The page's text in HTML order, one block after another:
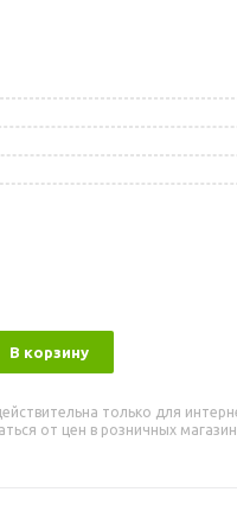
В корзину
только для
от цен в розничных